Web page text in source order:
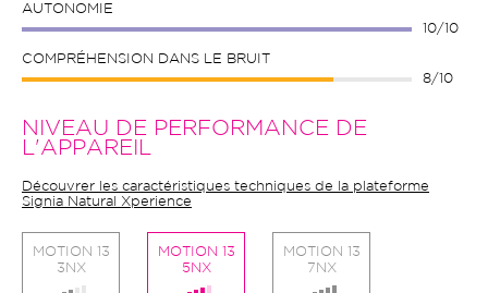
AUTONOMIE
10/10
COMPRÉHENSION DANS LE BRUIT
8/10
NIVEAU DE PERFORMANCE DE
L'APPAREIL
Découvrer les caractéristiques techniques de la plateforme
Signia Natural Xperience
MOTION 13
3NX
MOTION 13
5NX
MOTION 13
7NX